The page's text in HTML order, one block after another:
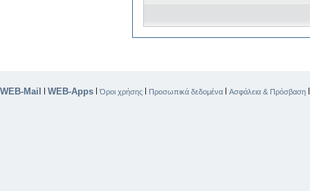
WEB-Mail | WEB-Apps |Όροι χρήσης | Προσωπικά δεδομένα | Ασφάλεια & Πρόσβαση